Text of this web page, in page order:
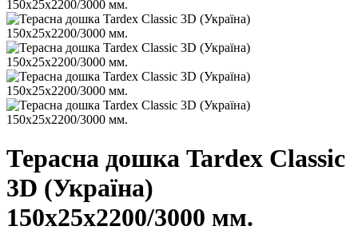
Терасна дошка Tardex Classic
3D (Україна)
150х25х2200/3000 мм.